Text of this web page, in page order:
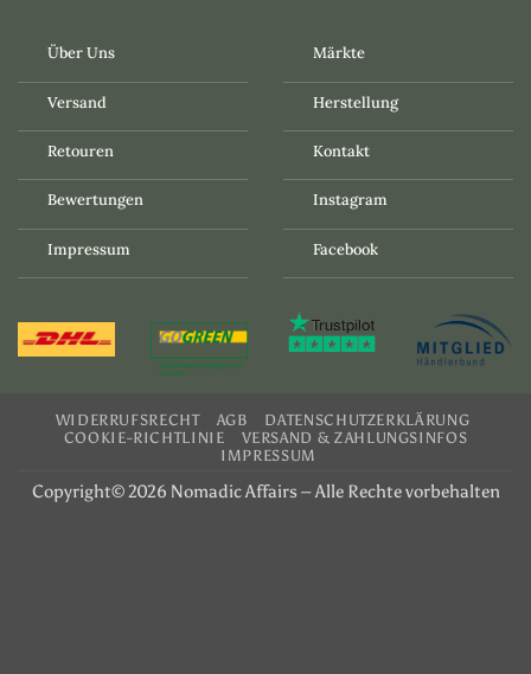
Über Uns
Versand
Retouren
Bewertungen
Impressum
Märkte
Herstellung
Kontakt
Instagram
Facebook
WIDERRUFSRECHT AGB
DATENSCHUTZERKLÄRUNG
COOKIE-RICHTLINIE
VERSAND & ZAHLUNGSINFOS
IMPRESSUM
Copyright© 2026 Nomadic Affairs – Alle Rechte vorbehalten